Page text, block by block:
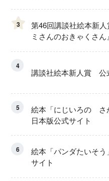
3
第46回講談社絵本新
ミさんのおきゃくさ
4
講談社絵本新人賞 公
5
絵本「にじいろの さ
日本版公式サイト
6
絵本「パンダたいそ
サイト